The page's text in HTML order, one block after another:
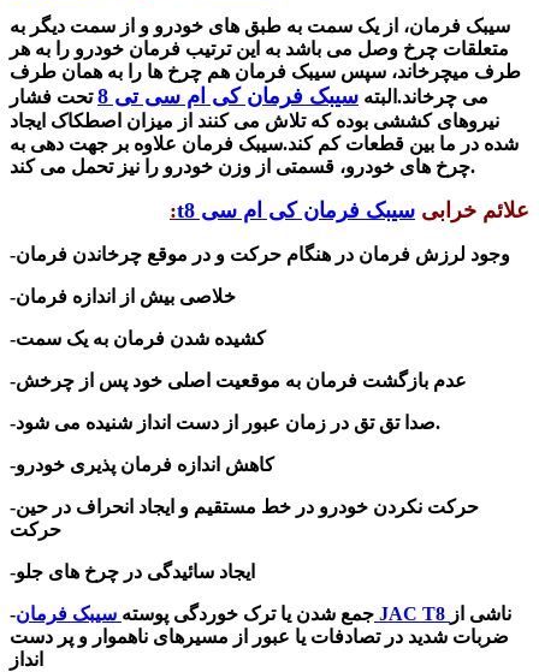
سیبک فرمان، از یک سمت به طبق های خودرو و از سمت دیگر به
متعلقات چرخ وصل می باشد به این ترتیب فرمان خودرو را به هر
طرف میچرخاند، سپس سیبک فرمان هم چرخ ها را به همان طرف
می چرخاند.البته سیبک فرمان کی ام سی تی 8
تحت فشار
نیروهای کششی بوده که تلاش می کنند از میزان اصطکاک ایجاد
شده در ما بین قطعات کم کند.سیبک فرمان علاوه بر جهت دهی به
چرخ های خودرو، قسمتی از وزن خودرو را نیز تحمل می کند.
علائم خرابی سیبک فرمان کی ام سی t8 :
-وجود لرزش فرمان در هنگام حرکت و در موقع چرخاندن فرمان
-خلاصی بیش از اندازه فرمان
-کشیده شدن فرمان به یک سمت
-عدم بازگشت فرمان به موقعیت اصلی خود پس از چرخش
-صدا تق تق در زمان عبور از دست انداز شنیده می شود.
-کاهش اندازه فرمان پذیری خودرو
-حرکت نکردن خودرو در خط مستقیم و ایجاد انحراف در حین
حرکت
-ایجاد سائیدگی در چرخ های جلو
-جمع شدن یا ترک خوردگی پوسته سیبک فرمان JAC T8 ناشی از
ضربات شدید در تصادفات یا عبور از مسیرهای ناهموار و پر دست
انداز